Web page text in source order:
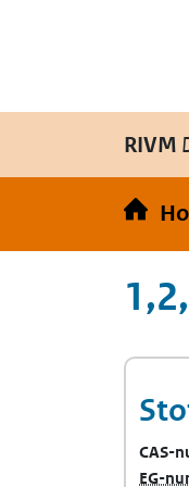
RIVM
CAS-
EG-